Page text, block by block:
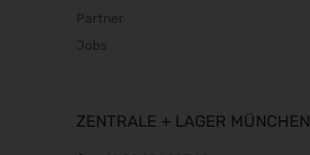
Partner
Jobs
ZENTRALE + LAGER MÜNCHEN